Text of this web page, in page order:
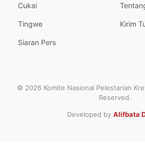
Cukai
Tingwe
Siaran Pers
Kirim
© 2026 Komite Nasional Pelestarian
Reserved.
Developed by Alifbata